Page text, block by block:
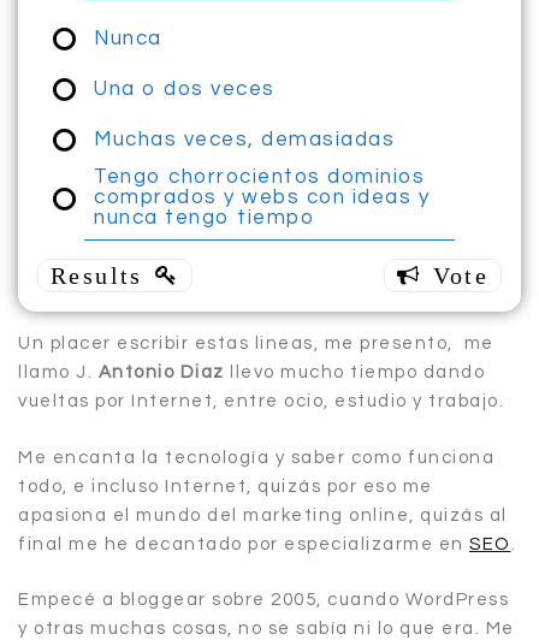
Nunca
Una o dos veces
Muchas veces, demasiadas
Tengo chorrocientos dominios
comprados y webs con ideas y
nunca tengo tiempo
veces has
comprado
dominio,
montado
una web y
abandonado
al poco
tiempo?
4 ( 12.5 % )
Una o dos
veces
Muchas
Un placer escribir estas lineas, me presento, me
llamo J. Antonio Diaz llevo mucho tiempo dando
vueltas por Internet, entre ocio, estudio y trabajo.
Me encanta la tecnología y saber como funciona
todo, e incluso Internet, quizás por eso me
apasiona el mundo del marketing online, quizás al
final me he decantado por especializarme en SEO
Empecé a bloggear sobre 2005, cuando WordPress
y otras muchas cosas, no se sabía ni lo que era. Me